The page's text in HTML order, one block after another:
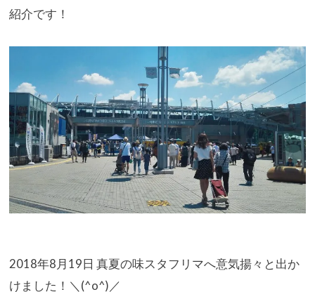
紹介です！
2018年8月19日 真夏の味スタフリマへ意気揚々と出か
けました！＼(^o^)／